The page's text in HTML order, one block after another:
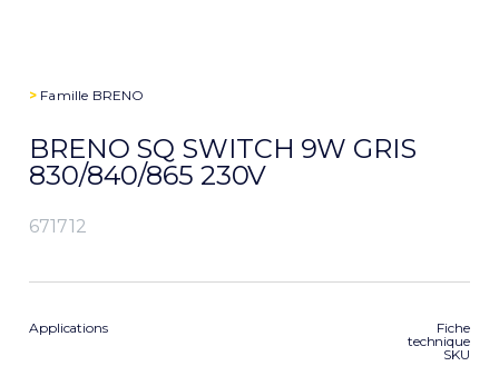
> Famille BRENO
BRENO SQ SWITCH 9W GRIS
830/840/865 230V
671712
Applications
Fiche
technique
SKU